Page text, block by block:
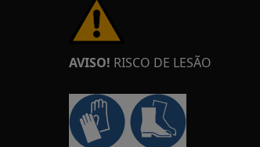
AVISO! RISCO DE LESÃO